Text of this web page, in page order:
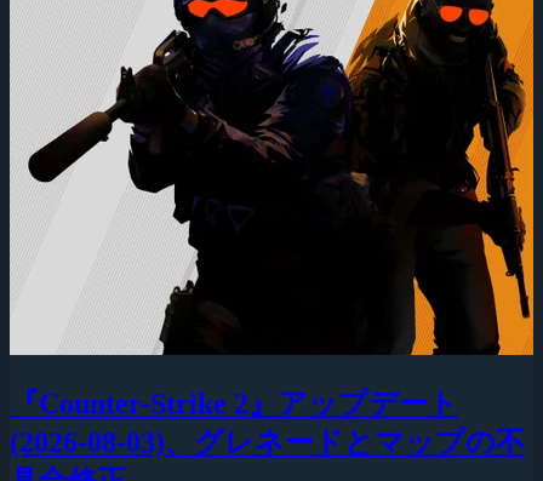
『Counter-Strike 2』アップデート
(2026-08-03)、グレネードとマップの不